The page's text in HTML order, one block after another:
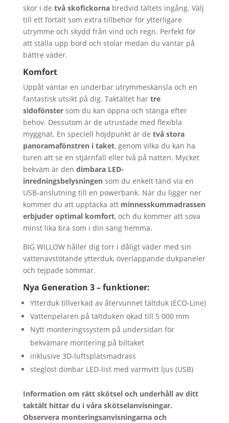
skor i de två skofickornabredvid tältets ingång. Välj
till ett förtält som extra tillbehör för ytterligare
utrymme och skydd från vind och regn. Perfekt för
att ställa upp bord och stolar medan du väntar på
bättre väder.
Komfort
Uppåt väntar en underbar utrymmeskänsla och en
fantastisk utsikt på dig. Taktältet har tre
sidofönstersom du kan öppna och stänga efter
behov. Dessutom är de utrustade med flexibla
myggnät. En speciell höjdpunkt är de två stora
panoramafönstren i taket, genom vilka du kan ha
turen att se en stjärnfall eller två på natten. Mycket
bekväm är den dimbara LED-
inredningsbelysningensom du enkelt tänd via en
USB-anslutning till en powerbank. När du ligger ner
kommer du att upptäcka att minnesskummadrassen
erbjuder optimal komfort, och du kommer att sova
minst lika bra som i din säng hemma.
BIG WILLOW håller dig torr i dåligt väder med sin
vattenavstötande ytterduk, överlappande dukpaneler
och tejpade sömmar.
Nya Generation 3 – funktioner:
Ytterduk tillverkad av återvunnet tältduk (ECO-Line)
Vattenpelaren på tältduken ökad till 5 000 mm
Nytt monteringssystem på undersidan för
bekvämare montering på biltaket
inklusive 3D-luftsplatsmadrass
steglöst dimbar LED-list med varmvitt ljus (USB)
Information om rätt skötsel och underhåll av ditt
taktält hittar du i våra skötselanvisningar.
Observera monteringsanvisningarna och